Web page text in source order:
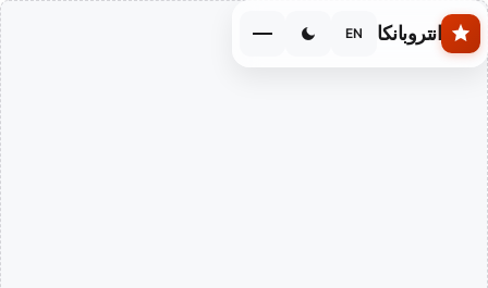
Skip to main content
انتروبانكا EN